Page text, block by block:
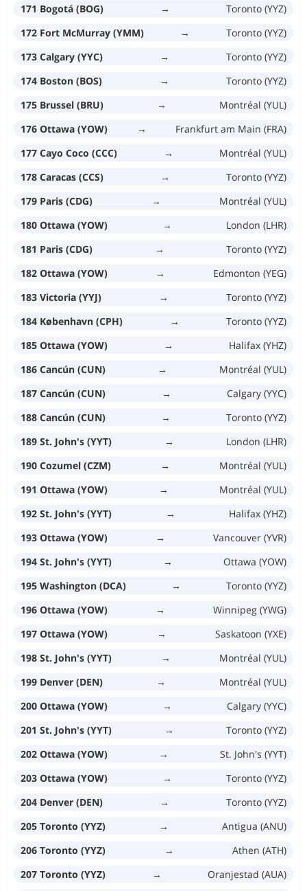
171 Bogotá (BOG)
→
Toronto (YYZ)
172 Fort McMurray (YMM)
→
Toronto (YYZ)
173 Calgary (YYC)
→
Toronto (YYZ)
174 Boston (BOS)
→
Toronto (YYZ)
175 Brussel (BRU)
→
Montréal (YUL)
176 Ottawa (YOW)
→
Frankfurt am Main (FRA)
177 Cayo Coco (CCC)
→
Montréal (YUL)
178 Caracas (CCS)
→
Toronto (YYZ)
179 Paris (CDG)
→
Montréal (YUL)
180 Ottawa (YOW)
→
London (LHR)
181 Paris (CDG)
→
Toronto (YYZ)
182 Ottawa (YOW)
→
Edmonton (YEG)
183 Victoria (YYJ)
→
Toronto (YYZ)
184 København (CPH)
→
Toronto (YYZ)
185 Ottawa (YOW)
→
Halifax (YHZ)
186 Cancún (CUN)
→
Montréal (YUL)
187 Cancún (CUN)
→
Calgary (YYC)
188 Cancún (CUN)
→
Toronto (YYZ)
189 St. John's (YYT)
→
London (LHR)
190 Cozumel (CZM)
→
Montréal (YUL)
191 Ottawa (YOW)
→
Montréal (YUL)
192 St. John's (YYT)
→
Halifax (YHZ)
193 Ottawa (YOW)
→
Vancouver (YVR)
194 St. John's (YYT)
→
Ottawa (YOW)
195 Washington (DCA)
→
Toronto (YYZ)
196 Ottawa (YOW)
→
Winnipeg (YWG)
197 Ottawa (YOW)
→
Saskatoon (YXE)
198 St. John's (YYT)
→
Montréal (YUL)
199 Denver (DEN)
→
Montréal (YUL)
200 Ottawa (YOW)
→
Calgary (YYC)
201 St. John's (YYT)
→
Toronto (YYZ)
202 Ottawa (YOW)
→
St. John's (YYT)
203 Ottawa (YOW)
→
Toronto (YYZ)
204 Denver (DEN)
→
Toronto (YYZ)
205 Toronto (YYZ)
→
Antigua (ANU)
206 Toronto (YYZ)
→
Athen (ATH)
207 Toronto (YYZ)
→
Oranjestad (AUA)